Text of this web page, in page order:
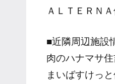
ＡＬＴＥＲＮ
■近隣周辺施設
肉のハナマサ
まいばすけっ